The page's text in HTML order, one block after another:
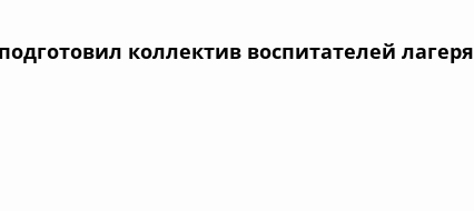
коллектив воспитателей лагеря